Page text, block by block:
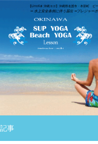
【LinoKai 沖縄ヨガ】沖縄県名護市・本部町 ビ
➖ 水上安全条例に伴う届出 ➖プレジャー
記事